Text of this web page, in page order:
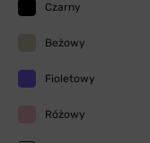
Czarny
Beżowy
Fioletowy
Różowy